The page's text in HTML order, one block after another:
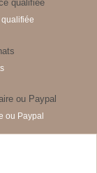
ou Paypal